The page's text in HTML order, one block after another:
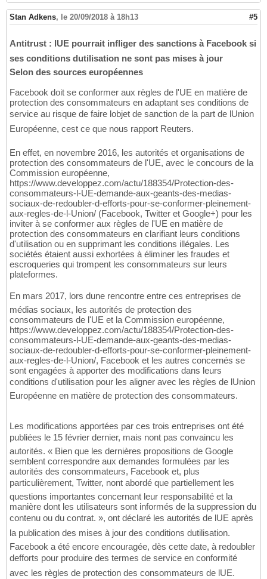
Stan Adkens, le 20/09/2018 à 18h13 #5
Antitrust : lUE pourrait infliger des sanctions à Facebook si
ses conditions dutilisation ne sont pas mises à jour
Selon des sources européennes
Facebook doit se conformer aux règles de l'UE en matière de
protection des consommateurs en adaptant ses conditions de
service au risque de faire lobjet de sanction de la part de lUnion
Européenne, cest ce que nous rapport Reuters.
En effet, en novembre 2016, les autorités et organisations de
protection des consommateurs de l'UE, avec le concours de la
Commission européenne,
https://www.developpez.com/actu/188354/Protection-des-
consommateurs-l-UE-demande-aux-geants-des-medias-
sociaux-de-redoubler-d-efforts-pour-se-conformer-pleinement-
aux-regles-de-l-Union/ (Facebook, Twitter et Google+) pour les
inviter à se conformer aux règles de l'UE en matière de
protection des consommateurs en clarifiant leurs conditions
d'utilisation ou en supprimant les conditions illégales. Les
sociétés étaient aussi exhortées à éliminer les fraudes et
escroqueries qui trompent les consommateurs sur leurs
plateformes.
En mars 2017, lors dune rencontre entre ces entreprises de
médias sociaux, les autorités de protection des
consommateurs de l'UE et la Commission européenne,
https://www.developpez.com/actu/188354/Protection-des-
consommateurs-l-UE-demande-aux-geants-des-medias-
sociaux-de-redoubler-d-efforts-pour-se-conformer-pleinement-
aux-regles-de-l-Union/, Facebook et les autres concernés se
sont engagées à apporter des modifications dans leurs
conditions d'utilisation pour les aligner avec les règles de lUnion
Européenne en matière de protection des consommateurs.
Les modifications apportées par ces trois entreprises ont été
publiées le 15 février dernier, mais nont pas convaincu les
autorités. « Bien que les dernières propositions de Google
semblent correspondre aux demandes formulées par les
autorités des consommateurs, Facebook et, plus
particulièrement, Twitter, nont abordé que partiellement les
questions importantes concernant leur responsabilité et la
manière dont les utilisateurs sont informés de la suppression du
contenu ou du contrat. », ont déclaré les autorités de lUE après
la publication des mises à jour des conditions dutilisation.
Facebook a été encore encouragée, dès cette date, à redoubler
defforts pour produire des termes de service en conformité
avec les règles de protection des consommateurs de lUE.